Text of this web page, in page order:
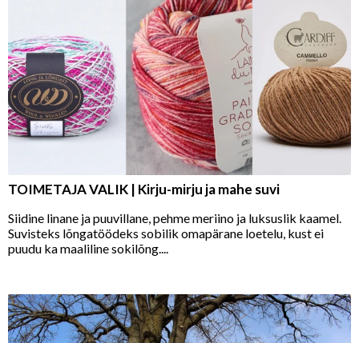
TOIMETAJA VALIK | Kirju-mirju ja mahe suvi
Siidine linane ja puuvillane, pehme meriino ja luksuslik kaamel.
Suvisteks lõngatöödeks sobilik omapärane loetelu, kust ei
puudu ka maaliline sokilõng....